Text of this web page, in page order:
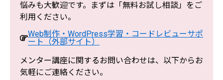
悩みも大歓迎です。まずは「無料お試し相談」をご
利用ください。
Web制作・WordPress学習・コードレビューサポ
ート（外部サイト）
メンター講座に関するお問い合わせは、以下からお
気軽にご連絡ください。